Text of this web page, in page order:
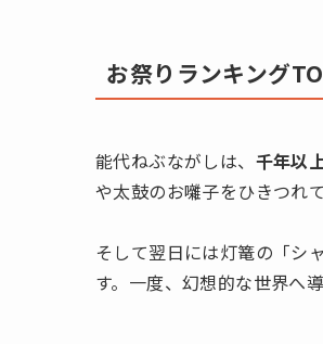
お祭りランキング
能代ねぶながしは、 千年以
や太鼓のお囃子をひきつれ
そして翌日には灯篭の「シ
す。一度、幻想的な世界へ